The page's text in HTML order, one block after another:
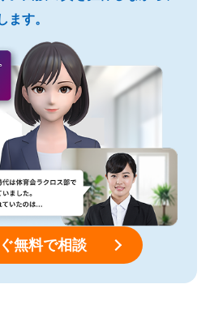
ます。
無料で相談